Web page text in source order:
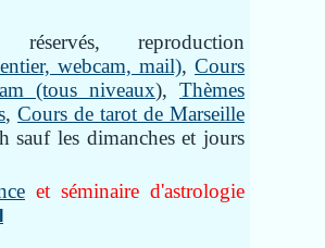
reproduction
webcam, mail), Cours
(tous niveaux), Thèmes
, Cours de tarot de Marseille
les dimanches et jours
et séminaire d'astrologie